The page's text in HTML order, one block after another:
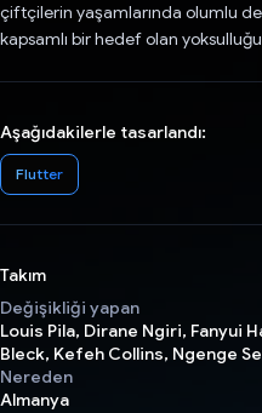
çiftçilerin yaşamlarında olumlu
kapsamlı bir hedef olan
Aşağıdakilerle tasarlandı:
Flutter
Takım
Değişikliği yapan
Louis Pila, Dirane Ngiri, Fanyui
Bleck, Kefeh Collins, Ngenge
Nereden
Almanya